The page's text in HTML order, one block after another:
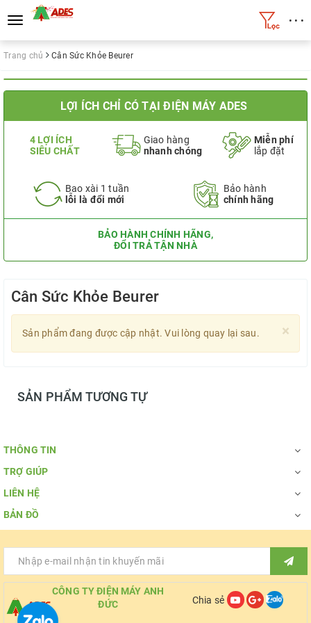
Toggle
navigation
• • •
Trang chủ Cân Sức Khỏe Beurer
LỢI ÍCH CHỈ CÓ TẠI ĐIỆN MÁY ADES
4 LỢI ÍCH
SIÊU CHẤT
Giao hàng
nhanh chóng
Miễn phí
lắp đặt
Bao xài 1 tuần
lỗi là đổi mới
Bảo hành
chính hãng
BẢO HÀNH CHÍNH HÃNG,
ĐỔI TRẢ TẬN NHÀ
Cân Sức Khỏe Beurer
×
Sản phẩm đang được cập nhật. Vui lòng quay lại sau.
SẢN PHẨM TƯƠNG TỰ
THÔNG TIN
TRỢ GIÚP
LIÊN HỆ
BẢN ĐỒ
CÔNG TY ĐIỆN MÁY ANH
ĐỨC
Chia sẻ